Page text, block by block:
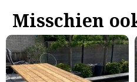
Misschien